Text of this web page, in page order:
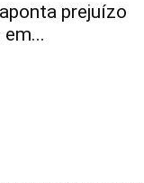
prejuízo